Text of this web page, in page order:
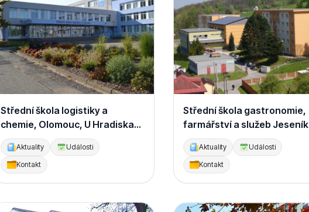
Střední škola logistiky a
chemie, Olomouc, U Hradiska
29
Aktuality
Události
Kontakt
Střední škola gastronomie,
farmářství a služeb Jeseník
Aktuality
Události
Kontakt